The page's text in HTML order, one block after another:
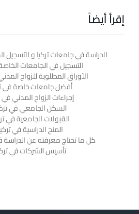
إقرأ أيضاً
الدراسة في جامعات تركيا و التسجيل
التسجيل في الجامعات
الأوراق المطلوبة للزواج
أفضل جامعات خاصة في
إجراءات الزواج المدني في
السكن الجامعي في
القبولات الجامعية في
المنح الدراسية في
كل ما تحتاج معرفته عن
تأسيس الشركات في